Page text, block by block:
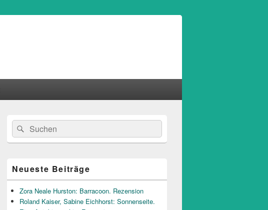
Primärer
Seitenleisten
Widget-
Bereich
Suche
nach:
Suchen
Neueste Beiträge
Zora Neale Hurston: Barracoon. Rezension
Roland Kaiser, Sabine Eichhorst: Sonnenseite.